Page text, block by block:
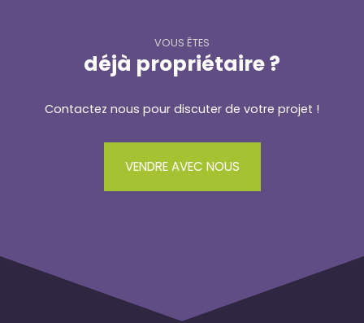
VOUS ÊTES
déjà propriétaire ?
Contactez nous pour discuter de votre projet !
VENDRE AVEC NOUS